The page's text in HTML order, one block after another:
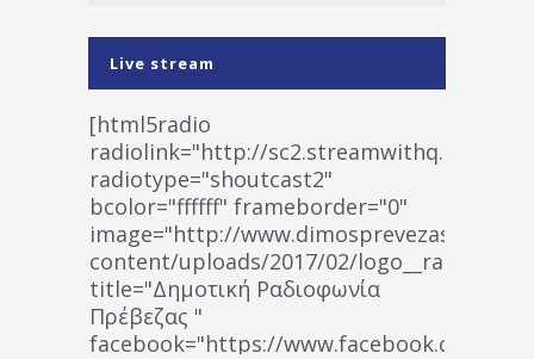
Live stream
[html5radio
radiolink="http://
radiotype="shoutcast2"
bcolor="ffffff" frameborder="0"
image="http://www.dimosprevezas.gr/wp-
content/uploads/2017/02/
title="Δημοτική Ραδιοφωνία
Πρέβεζας "
facebook="https://www.facebook.com/